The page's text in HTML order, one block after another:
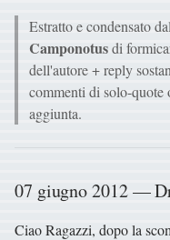
Estratto e condensato
Camponotusdi
dell'autore + reply
commenti di solo-quote
aggiunta.
07 giugno 2012 —
Ciao Ragazzi, dopo la